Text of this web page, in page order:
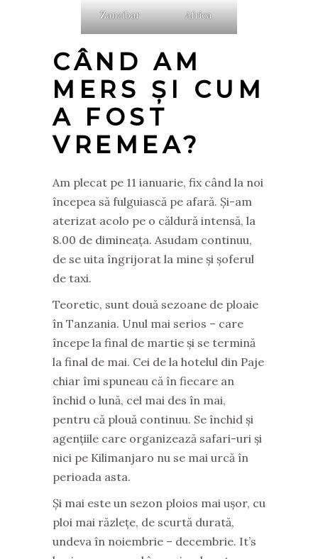
Zanzibar Africa
CÂND AM
MERS ȘI CUM
A FOST
VREMEA?
Am plecat pe 11 ianuarie, fix când la noi
începea să fulguiască pe afară. Și-am
aterizat acolo pe o căldură intensă, la
8.00 de dimineața. Asudam continuu,
de se uita îngrijorat la mine și șoferul
de taxi.
Teoretic, sunt două sezoane de ploaie
în Tanzania. Unul mai serios – care
începe la final de martie și se termină
la final de mai. Cei de la hotelul din Paje
chiar îmi spuneau că în fiecare an
închid o lună, cel mai des în mai,
pentru că plouă continuu. Se închid și
agențiile care organizează safari-uri și
nici pe Kilimanjaro nu se mai urcă în
perioada asta.
Și mai este un sezon ploios mai ușor, cu
ploi mai răzlețe, de scurtă durată,
undeva în noiembrie – decembrie. It’s